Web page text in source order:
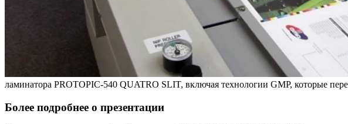
ламинатора PROTOPIC-540 QUATRO SLIT, включая технологии GMP, которые
Более подробнее о презентации